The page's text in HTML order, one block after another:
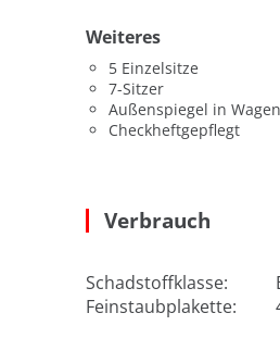
Weiteres
5 Einzelsitze
7-Sitzer
Außenspiegel in
Checkheftgepflegt
Verbrauch
Schadstoffklasse:
Feinstaubplakette: